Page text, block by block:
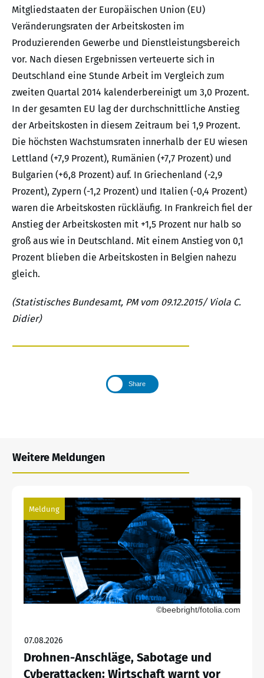
Mitgliedstaaten der Europäischen Union (EU)
Veränderungsraten der Arbeitskosten im
Produzierenden Gewerbe und Dienstleistungsbereich
vor. Nach diesen Ergebnissen verteuerte sich in
Deutschland eine Stunde Arbeit im Vergleich zum
zweiten Quartal 2014 kalenderbereinigt um 3,0 Prozent.
In der gesamten EU lag der durchschnittliche Anstieg
der Arbeitskosten in diesem Zeitraum bei 1,9 Prozent.
Die höchsten Wachstumsraten innerhalb der EU wiesen
Lettland (+7,9 Prozent), Rumänien (+7,7 Prozent) und
Bulgarien (+6,8 Prozent) auf. In Griechenland (-2,9
Prozent), Zypern (-1,2 Prozent) und Italien (-0,4 Prozent)
waren die Arbeitskosten rückläufig. In Frankreich fiel der
Anstieg der Arbeitskosten mit +1,5 Prozent nur halb so
groß aus wie in Deutschland. Mit einem Anstieg von 0,1
Prozent blieben die Arbeitskosten in Belgien nahezu
gleich.
(Statistisches Bundesamt, PM vom 09.12.2015/ Viola C.
Didier)
Share
Weitere Meldungen
Meldung
©beebright/fotolia.com
07.08.2026
Drohnen-Anschläge, Sabotage und
Cyberattacken: Wirtschaft warnt vor